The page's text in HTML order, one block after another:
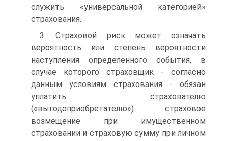
служить «универсальной категорией»
страхования.
3. Страховой риск может означать
вероятность или степень вероятности
наступления определенного события, в
случае которого страховщик - согласно
данным условиям страхования - обязан
уплатить страхователю
(«выгодоприобретателю») страховое
возмещение при имущественном
страховании и страховую сумму при личном